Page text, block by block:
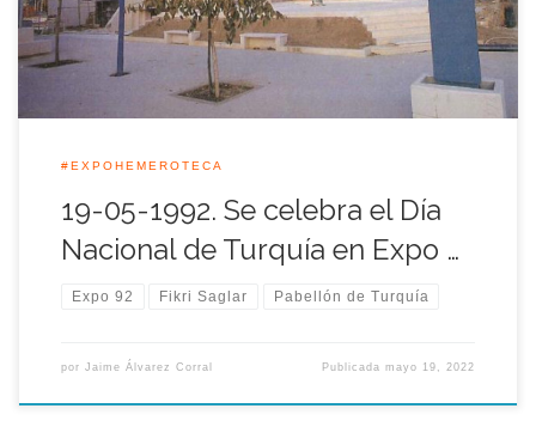
ubicado cerca […]
#EXPOHEMEROTECA
19-05-1992. Se celebra el Día
Nacional de Turquía en Expo …
Expo 92 Fikri Saglar Pabellón de Turquía
por Jaime Álvarez Corral Publicadamayo 19, 2022